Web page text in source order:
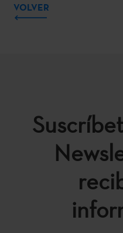
VOLVER